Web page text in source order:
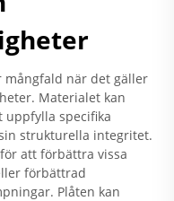
när det gäller
Materialet kan
uppfylla specifika
strukturella integritet.
att förbättra vissa
förbättrad
Plåten kan